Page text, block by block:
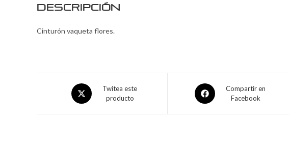
Descripción
Cinturón vaqueta flores.
Twitea este
producto
Compartir en
Facebook